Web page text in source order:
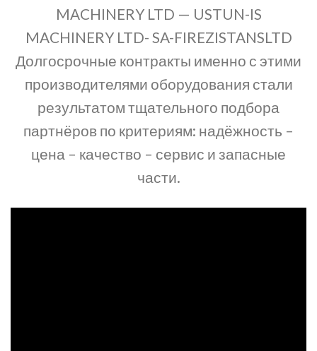
MACHINERY LTD — USTUN-IS
MACHINERY LTD- SA-FIREZISTANSLTD
Долгосрочные контракты именно с этими
производителями оборудования стали
результатом тщательного подбора
партнёров по критериям: надёжность –
цена – качество – сервис и запасные
части.